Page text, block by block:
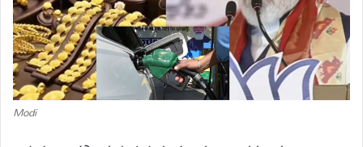
Modi